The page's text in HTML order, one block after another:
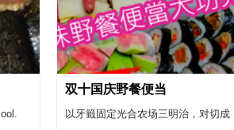
双十国庆野餐便当
以牙籤固定光合农场三明治，对切成